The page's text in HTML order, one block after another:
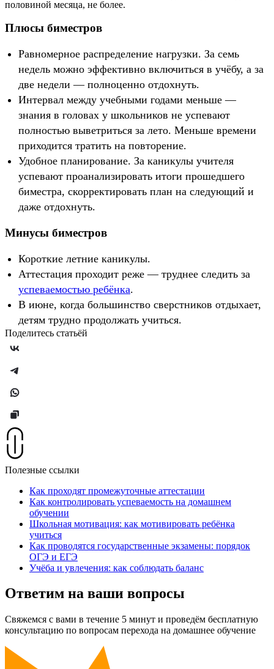
половиной месяца, не более.
Плюсы биместров
Равномерное распределение нагрузки. За семь
недель можно эффективно включиться в учёбу, а за
две недели — полноценно отдохнуть.
Интервал между учебными годами меньше —
знания в головах у школьников не успевают
полностью выветриться за лето. Меньше времени
приходится тратить на повторение.
Удобное планирование. За каникулы учителя
успевают проанализировать итоги прошедшего
биместра, скорректировать план на следующий и
даже отдохнуть.
Минусы биместров
Короткие летние каникулы.
Аттестация проходит реже — труднее следить за
успеваемостью ребёнка.
В июне, когда большинство сверстников отдыхает,
детям трудно продолжать учиться.
Поделитесь статьёй
Полезные ссылки
Как проходят промежуточные аттестации
Как контролировать успеваемость на домашнем
обучении
Школьная мотивация: как мотивировать ребёнка
учиться
Как проводятся государственные экзамены: порядок
ОГЭ и ЕГЭ
Учёба и увлечения: как соблюдать баланс
Ответим на ваши вопросы
Свяжемся с вами в течение 5 минут и проведём бесплатную
консультацию по вопросам перехода на домашнее обучение